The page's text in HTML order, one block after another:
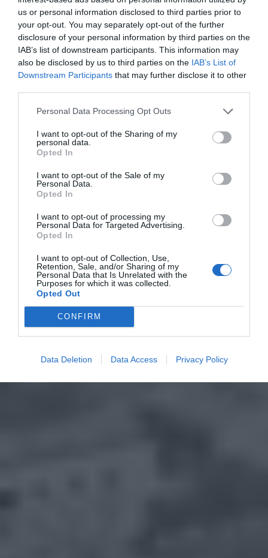
us or personal information disclosed to third parties prior to
your opt-out. You may separately opt-out of the further
disclosure of your personal information by third parties on the
IAB’s list of downstream participants. This information may
also be disclosed by us to third parties on the IAB’s List of
Downstream Participants that may further disclose it to other
Personal Data Processing Opt Outs
I want to opt-out of the Sharing of my
personal data.
Opted In
I want to opt-out of the Sale of my
Personal Data.
Opted In
I want to opt-out of processing my
Personal Data for Targeted Advertising.
Opted In
I want to opt-out of Collection, Use,
Retention, Sale, and/or Sharing of my
Personal Data that Is Unrelated with the
Purposes for which it was collected.
Opted Out
CONFIRM
Data Deletion Data Access Privacy Policy